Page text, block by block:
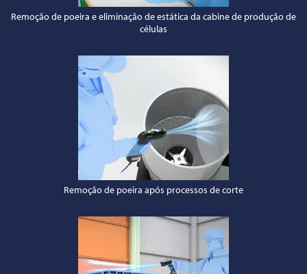
Remoção de poeira e eliminação de estática da cabine de produção de
células
Remoção de poeira após processos de corte